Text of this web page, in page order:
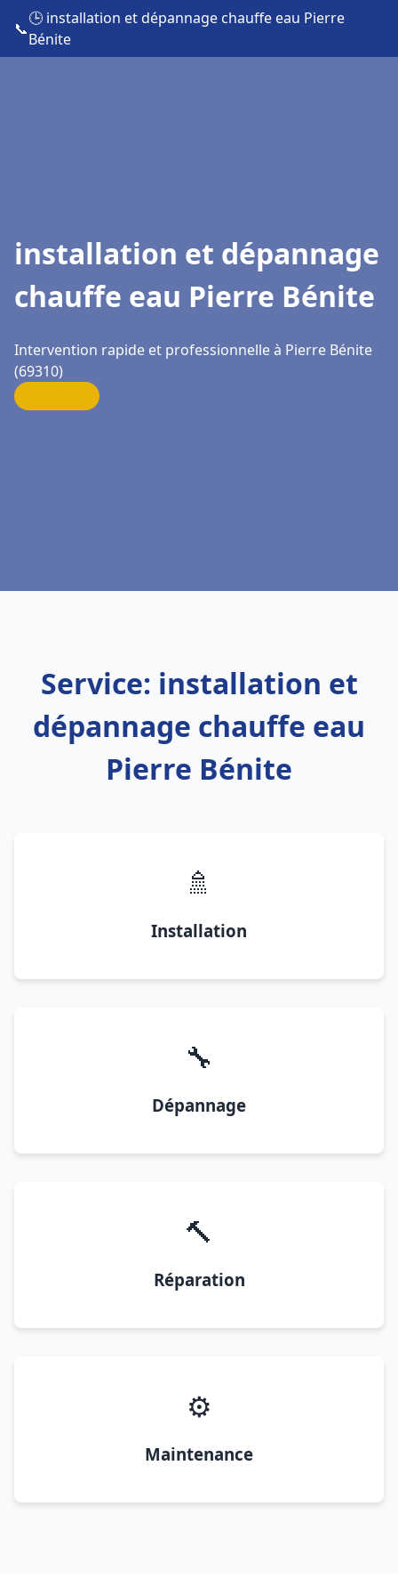
📞
🕒 installation et dépannage chauffe eau Pierre
Bénite
installation et dépannage
chauffe eau Pierre Bénite
Intervention rapide et professionnelle à Pierre Bénite
(69310)
Service: installation et
dépannage chauffe eau
Pierre Bénite
🚿
Installation
🔧
Dépannage
🔨
Réparation
⚙️
Maintenance